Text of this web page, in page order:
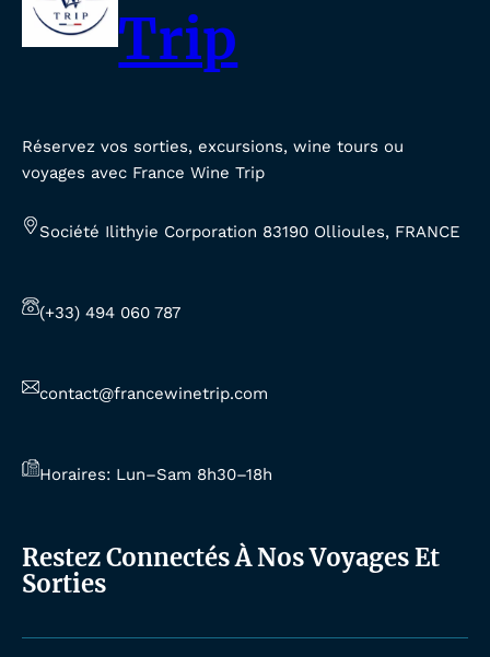
Trip
Réservez vos sorties, excursions, wine tours ou
voyages avec France Wine Trip
Société Ilithyie Corporation 83190 Ollioules, FRANCE
(+33) 494 060 787
contact@francewinetrip.com
Horaires: Lun–Sam 8h30–18h
Restez Connectés À Nos Voyages Et
Sorties